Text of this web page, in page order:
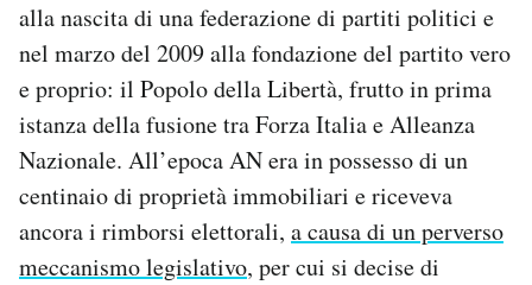
alla nascita di una federazione di partiti politici e
nel marzo del 2009 alla fondazione del partito vero
e proprio: il Popolo della Libertà, frutto in prima
istanza della fusione tra Forza Italia e Alleanza
Nazionale. All’epoca AN era in possesso di un
centinaio di proprietà immobiliari e riceveva
ancora i rimborsi elettorali, a causa di un perverso
meccanismo legislativo, per cui si decise di